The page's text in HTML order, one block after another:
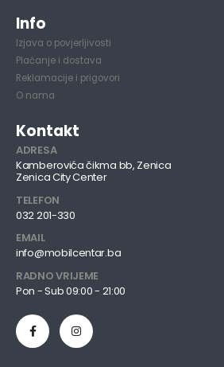
Info
Izjava o povjerljivosti
Plaćanje i dostava
Reklamacije i prigovori
O nama
Kontakt
ADRESA
Kamberovića čikma bb, Zenica
Zenica City Center
TELEFON
032 201-330
EMAIL
info@mobilcentar.ba
RADNO VRIJEME
Pon - Sub 09:00 - 21:00